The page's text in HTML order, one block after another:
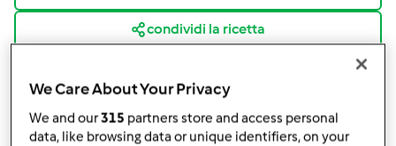
condividi la ricetta
We Care About Your Privacy
We and our315 partners store and access personal
data, like browsing data or unique identifiers, on your